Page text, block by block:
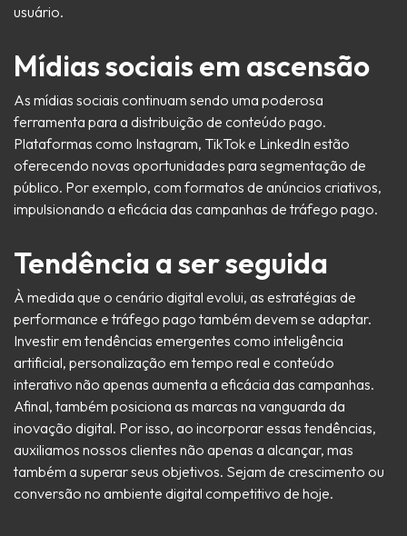
usuário.
Mídias sociais em ascensão
As mídias sociais continuam sendo uma poderosa
ferramenta para a distribuição de conteúdo pago.
Plataformas como Instagram, TikTok e LinkedIn estão
oferecendo novas oportunidades para segmentação de
público. Por exemplo, com formatos de anúncios criativos,
impulsionando a eficácia das campanhas de tráfego pago.
Tendência a ser seguida
À medida que o cenário digital evolui, as estratégias de
performance e tráfego pago também devem se adaptar.
Investir em tendências emergentes como inteligência
artificial, personalização em tempo real e conteúdo
interativo não apenas aumenta a eficácia das campanhas.
Afinal, também posiciona as marcas na vanguarda da
inovação digital. Por isso, ao incorporar essas tendências,
auxiliamos nossos clientes não apenas a alcançar, mas
também a superar seus objetivos. Sejam de crescimento ou
conversão no ambiente digital competitivo de hoje.